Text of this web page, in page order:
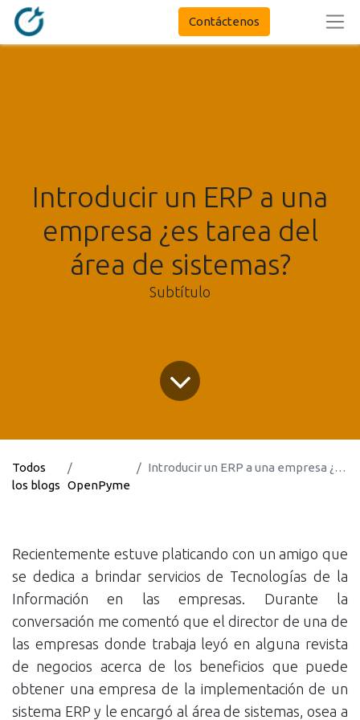
Contáctenos
Introducir un ERP a una
empresa ¿es tarea del
área de sistemas?
Subtítulo
Todos
los blogs OpenPyme
Introducir un ERP a una empresa ¿es tarea del área de sistemas?
Recientemente estuve platicando con un amigo que
se dedica a brindar servicios de Tecnologías de la
Información en las empresas. Durante la
conversación me comentó que el director de una de
las empresas donde trabaja leyó en alguna revista
de negocios acerca de los beneficios que puede
obtener una empresa de la implementación de un
sistema ERP y le encargó al área de sistemas, osea a